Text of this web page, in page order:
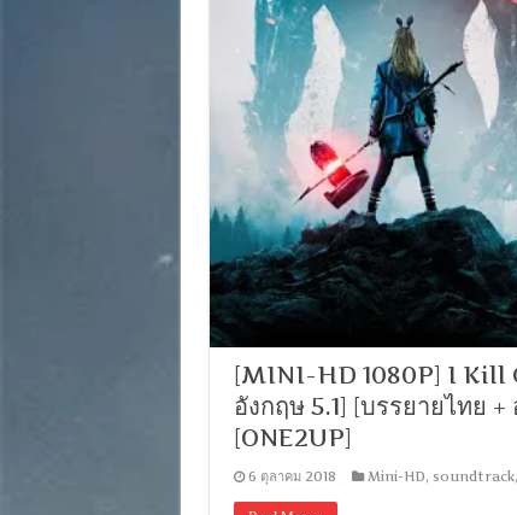
[MINI-HD 1080P] I Kill
อังกฤษ 5.1] [บรรยายไทย
[ONE2UP]
6 ตุลาคม 2018 Mini-HD, soundtrack,